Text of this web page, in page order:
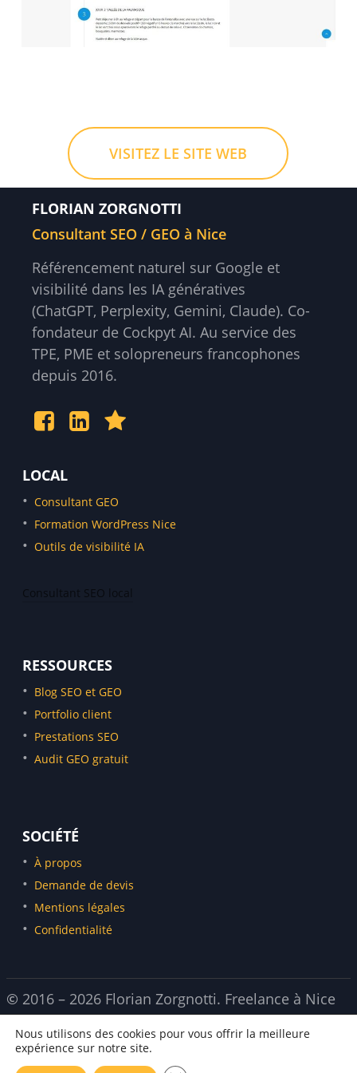
VISITEZ LE SITE WEB
FLORIAN ZORGNOTTI
Consultant SEO / GEO à Nice
Référencement naturel sur Google et
visibilité dans les IA génératives
(ChatGPT, Perplexity, Gemini, Claude). Co-
fondateur de Cockpyt AI. Au service des
TPE, PME et solopreneurs francophones
depuis 2016.
LOCAL
Consultant GEO
Formation WordPress Nice
Outils de visibilité IA
Consultant SEO local
Consultant SEO Marseille
Consultant SEO Cannes
Consultant SEO Antibes
Consultant SEO Sophia-Antipolis
Consultant SEO Aix-en-Provence
RESSOURCES
Blog SEO et GEO
Portfolio client
Prestations SEO
Audit GEO gratuit
SOCIÉTÉ
À propos
Demande de devis
Mentions légales
Confidentialité
© 2016 – 2026Florian Zorgnotti. Freelance à Nice
(43 bis Rue Vernier, 06000)
English
Nous utilisons des cookies pour vous offrir la meilleure
expérience sur notre site.